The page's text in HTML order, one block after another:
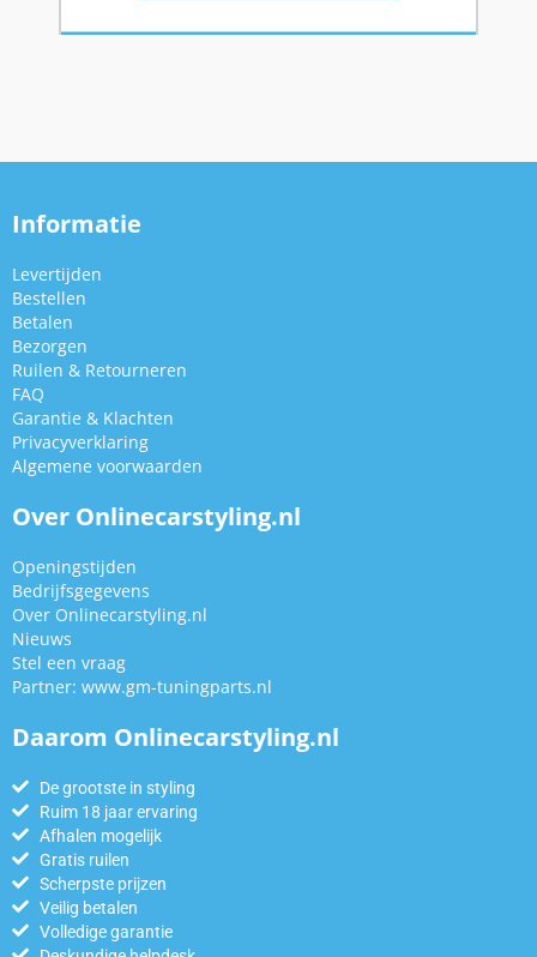
Informatie
Levertijden
Bestellen
Betalen
Bezorgen
Ruilen & Retourneren
FAQ
Garantie & Klachten
Privacyverklaring
Algemene voorwaarden
Over Onlinecarstyling.nl
Openingstijden
Bedrijfsgegevens
Over Onlinecarstyling.nl
Nieuws
Stel een vraag
Partner: www.gm-tuningparts.nl
Daarom Onlinecarstyling.nl
De grootste in styling
Ruim 18 jaar ervaring
Afhalen mogelijk
Gratis ruilen
Scherpste prijzen
Veilig betalen
Volledige garantie